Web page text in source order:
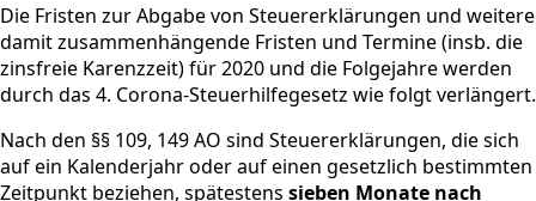
Die Fristen zur Abgabe von Steuererklärungen und weitere
damit zusammenhängende Fristen und Termine (insb. die
zinsfreie Karenzzeit) für 2020 und die Folgejahre werden
durch das 4. Corona-Steuerhilfegesetz wie folgt verlängert.
Nach den §§ 109, 149 AO sind Steuererklärungen, die sich
auf ein Kalenderjahr oder auf einen gesetzlich bestimmten
Zeitpunkt beziehen, spätestens sieben Monate nach